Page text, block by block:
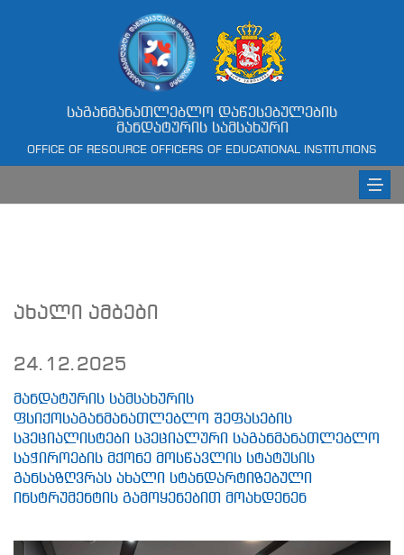
საგანმანათლებლო დაწესებულების
მანდატურის სამსახური
OFFICE OF RESOURCE OFFICERS OF EDUCATIONAL INSTITUTIONS
ახალი ამბები
24.12.2025
მანდატურის სამსახურის
ფსიქოსაგანმანათლებლო შეფასების
სპეციალისტები სპეციალური საგანმანათლებლო
საჭიროების მქონე მოსწავლის სტატუსის
განსაზღვრას ახალი სტანდარტიზებული
ინსტრუმენტის გამოყენებით მოახდენენ